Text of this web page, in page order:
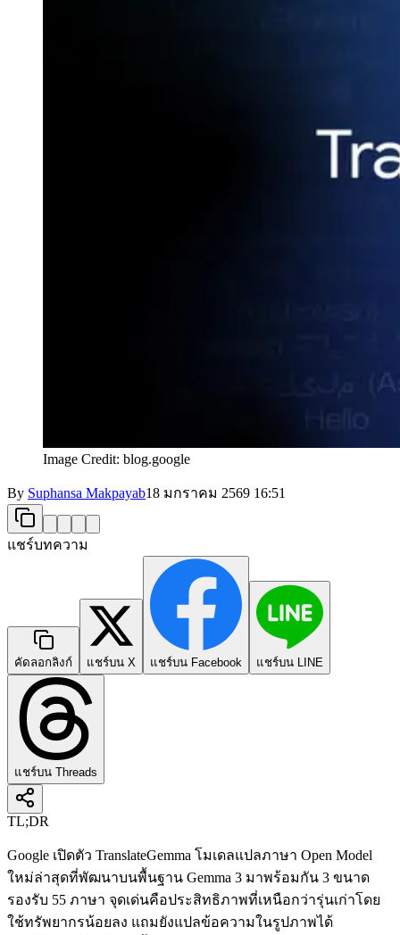
Image Credit: blog.google
By Suphansa Makpayab18 มกราคม 2569 16:51
แชร์บทความ
คัดลอกลิงก์ แชร์บน X แชร์บน Facebook แชร์บน LINE
แชร์บน Threads
TL;DR
Google เปิดตัว TranslateGemma โมเดลแปลภาษา Open Model
ใหม่ล่าสุดที่พัฒนาบนพื้นฐาน Gemma 3 มาพร้อมกัน 3 ขนาด
รองรับ 55 ภาษา จุดเด่นคือประสิทธิภาพที่เหนือกว่ารุ่นเก่าโดย
ใช้ทรัพยากรน้อยลง แถมยังแปลข้อความในรูปภาพได้